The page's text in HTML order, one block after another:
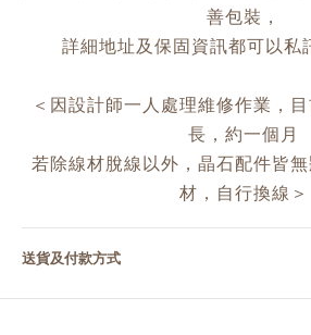
善包裝，
詳細地址及保固資訊都可以私
＜因設計師一人處理維修作業，
長，約一個月
若除線材脫線以外，晶石配件皆
材，自行換線＞
送貨及付款方式